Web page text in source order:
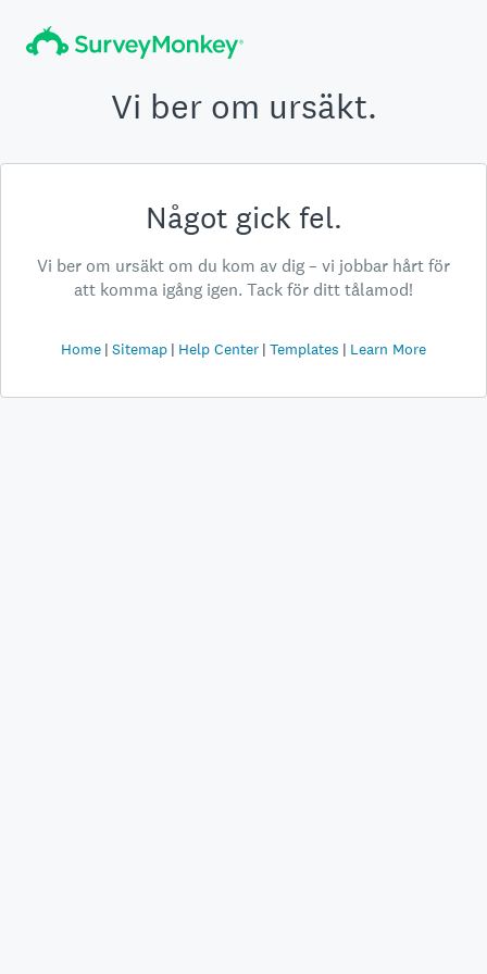
Vi ber om ursäkt.
Något gick fel.
Vi ber om ursäkt om du kom av dig – vi jobbar hårt för
att komma igång igen. Tack för ditt tålamod!
Home Sitemap Help Center Templates Learn More